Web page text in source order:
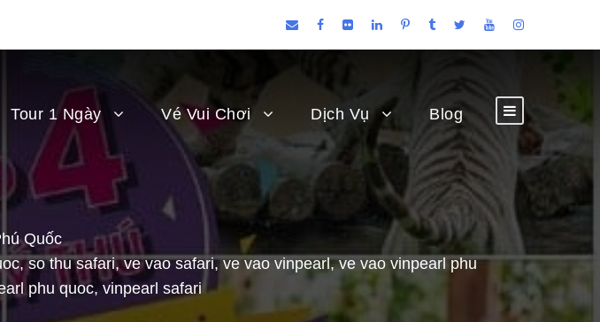
Tour 1 Ngày Vé Vui Chơi Dịch Vụ Blog
Quốc
, so thu safari, ve vao safari, ve vao vinpearl, ve vao vinpearl phu
phu quoc, vinpearl safari